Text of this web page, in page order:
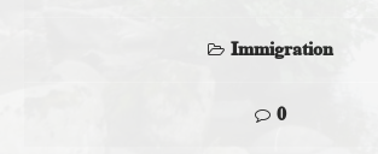
Immigration
0